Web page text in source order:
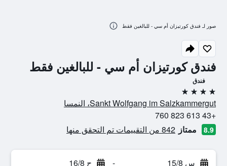
فندق كورتيزان أم سي - للبالغين فقط
فندق
4 نجوم
Sankt Wolfgang im Salzkammergut، النمسا
+43 613 823 760
8.9 ممتاز 842 من التقييمات تم التحقق منها
س 15/8 - ح 16/8
صور لـ فندق كورتيزان أم سي - للبالغين فقط